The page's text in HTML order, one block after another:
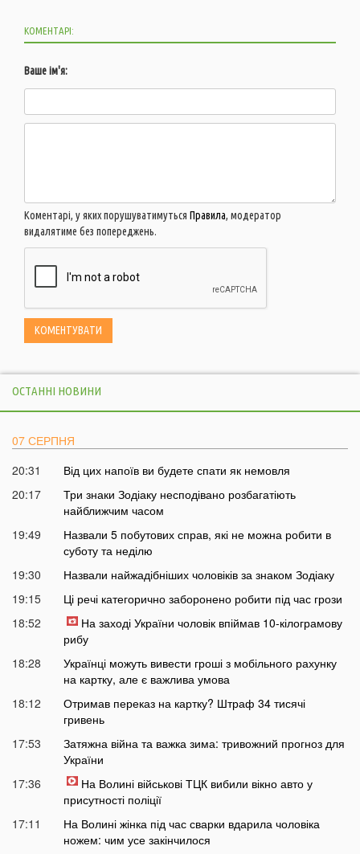
КОМЕНТАРІ:
Ваше ім'я:
Коментарі, у яких порушуватимуться Правила, модератор
видалятиме без попереджень.
ОСТАННІ НОВИНИ
07 СЕРПНЯ
20:31
Від цих напоїв ви будете спати як немовля
20:17
Три знаки Зодіаку несподівано розбагатіють
найближчим часом
19:49
Назвали 5 побутових справ, які не можна робити в
суботу та неділю
19:30
Назвали найжадібніших чоловіків за знаком Зодіаку
19:15
Ці речі категорично заборонено робити під час грози
18:52
На заході України чоловік впіймав 10-кілограмову
рибу
18:28
Українці можуть вивести гроші з мобільного рахунку
на картку, але є важлива умова
18:12
Отримав переказ на картку? Штраф 34 тисячі
гривень
17:53
Затяжна війна та важка зима: тривожний прогноз для
України
17:36
На Волині військові ТЦК вибили вікно авто у
присутності поліції
17:11
На Волині жінка під час сварки вдарила чоловіка
ножем: чим усе закінчилося